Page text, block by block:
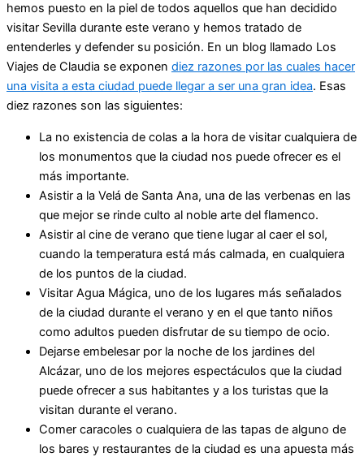
hemos puesto en la piel de todos aquellos que han decidido
visitar Sevilla durante este verano y hemos tratado de
entenderles y defender su posición. En un blog llamado Los
Viajes de Claudia se exponen diez razones por las cuales hacer
una visita a esta ciudad puede llegar a ser una gran idea. Esas
diez razones son las siguientes:
La no existencia de colas a la hora de visitar cualquiera de
los monumentos que la ciudad nos puede ofrecer es el
más importante.
Asistir a la Velá de Santa Ana, una de las verbenas en las
que mejor se rinde culto al noble arte del flamenco.
Asistir al cine de verano que tiene lugar al caer el sol,
cuando la temperatura está más calmada, en cualquiera
de los puntos de la ciudad.
Visitar Agua Mágica, uno de los lugares más señalados
de la ciudad durante el verano y en el que tanto niños
como adultos pueden disfrutar de su tiempo de ocio.
Dejarse embelesar por la noche de los jardines del
Alcázar, uno de los mejores espectáculos que la ciudad
puede ofrecer a sus habitantes y a los turistas que la
visitan durante el verano.
Comer caracoles o cualquiera de las tapas de alguno de
los bares y restaurantes de la ciudad es una apuesta más